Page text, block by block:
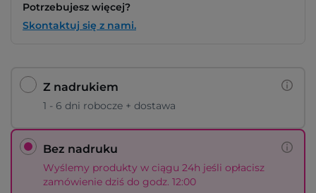
Potrzebujesz więcej?
Skontaktuj się z nami.
Z nadrukiem
1 - 6 dni robocze + dostawa
Bez nadruku
Wyślemy produkty w ciągu 24h jeśli opłacisz
zamówienie dziś do godz. 12:00